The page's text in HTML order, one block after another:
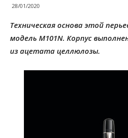
28/01/2020
Техническая основа этой
модель M101N. Корпус
из ацетата целлюлозы.